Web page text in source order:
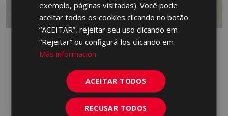
MOVE GRIS (PCO) 45 X
Adicionar aos
favoritos
MOVE MARFIL (PCO) 45
Adicionar aos
favoritos
exemplo, páginas visitadas). Você pode
aceitar todos os cookies clicando no botão
“ACEITAR”, rejeitar seu uso clicando em
“Rejeitar” ou configurá-los clicando em
Más información
ACEITAR TODOS
RECUSAR TODOS